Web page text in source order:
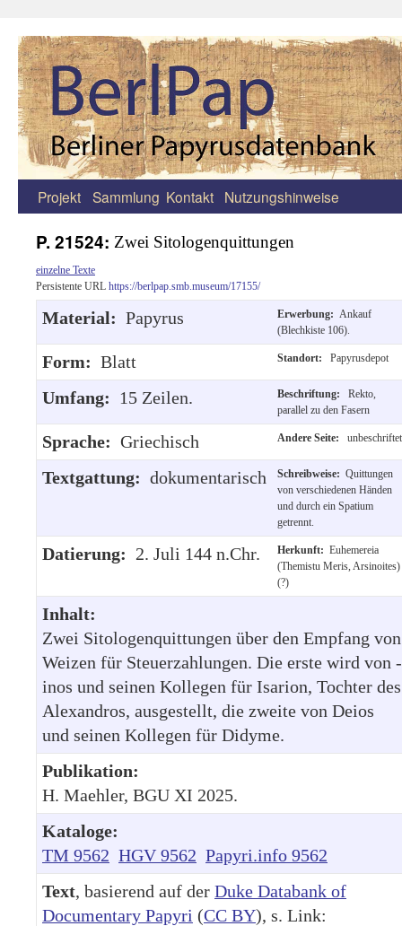
Zum
springen
Projekt Sammlung Kontakt Nutzungshinweise
P. 21524: Zwei Sitologenquittungen
einzelne Texte
Persistente URL https://berlpap.smb.museum/17155/
Material: Papyrus Erwerbung: Ankauf
(Blechkiste 106).
Form: Blatt Standort: Papyrusdepot
Umfang: 15 Zeilen. Beschriftung:
Rekto,
parallel zu den Fasern
Sprache: Griechisch Andere Seite: unbeschriftet
Textgattung: dokumentarisch Schreibweise: Quittungen
von verschiedenen Händen
und durch ein Spatium
getrennt.
Datierung: 2. Juli 144 n.Chr. Herkunft: Euhemereia
(Themistu Meris, Arsinoites)
(?)
Inhalt:
Zwei Sitologenquittungen über den Empfang von
Weizen für Steuerzahlungen. Die erste wird von -
inos und seinen Kollegen für Isarion, Tochter des
Alexandros, ausgestellt, die zweite von Deios
und seinen Kollegen für Didyme.
Publikation:
H. Maehler, BGU XI 2025.
Kataloge:
TM 9562 HGV 9562 Papyri.info 9562
Text, basierend auf der Duke Databank of
Documentary Papyri (CC BY), s. Link: